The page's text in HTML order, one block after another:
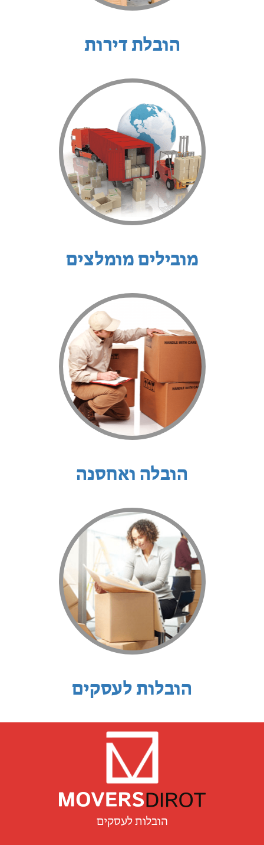
הובלת דירות
מובילים מומלצים
הובלה ואחסנה
הובלות לעסקים
הובלות לעסקים